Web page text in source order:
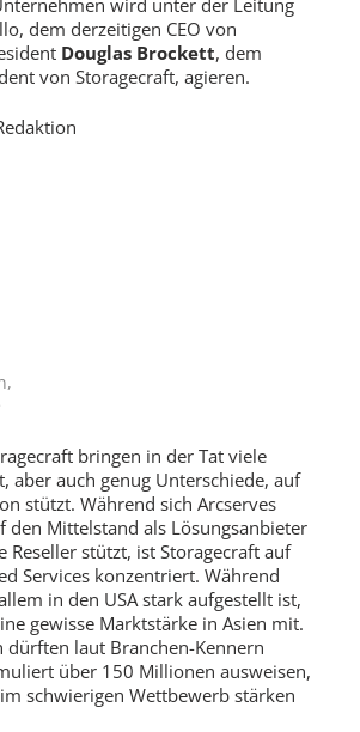
dem derzeitigen CEO von
Douglas Brockett, dem
von Storagecraft, agieren.
bringen in der Tat viele
aber auch genug Unterschiede, auf
stützt. Während sich Arcserves
den Mittelstand als Lösungsanbieter
Reseller stützt, ist Storagecraft auf
Services konzentriert. Während
in den USA stark aufgestellt ist,
gewisse Marktstärke in Asien mit.
dürften laut Branchen-Kennern
über 150 Millionen ausweisen,
schwierigen Wettbewerb stärken